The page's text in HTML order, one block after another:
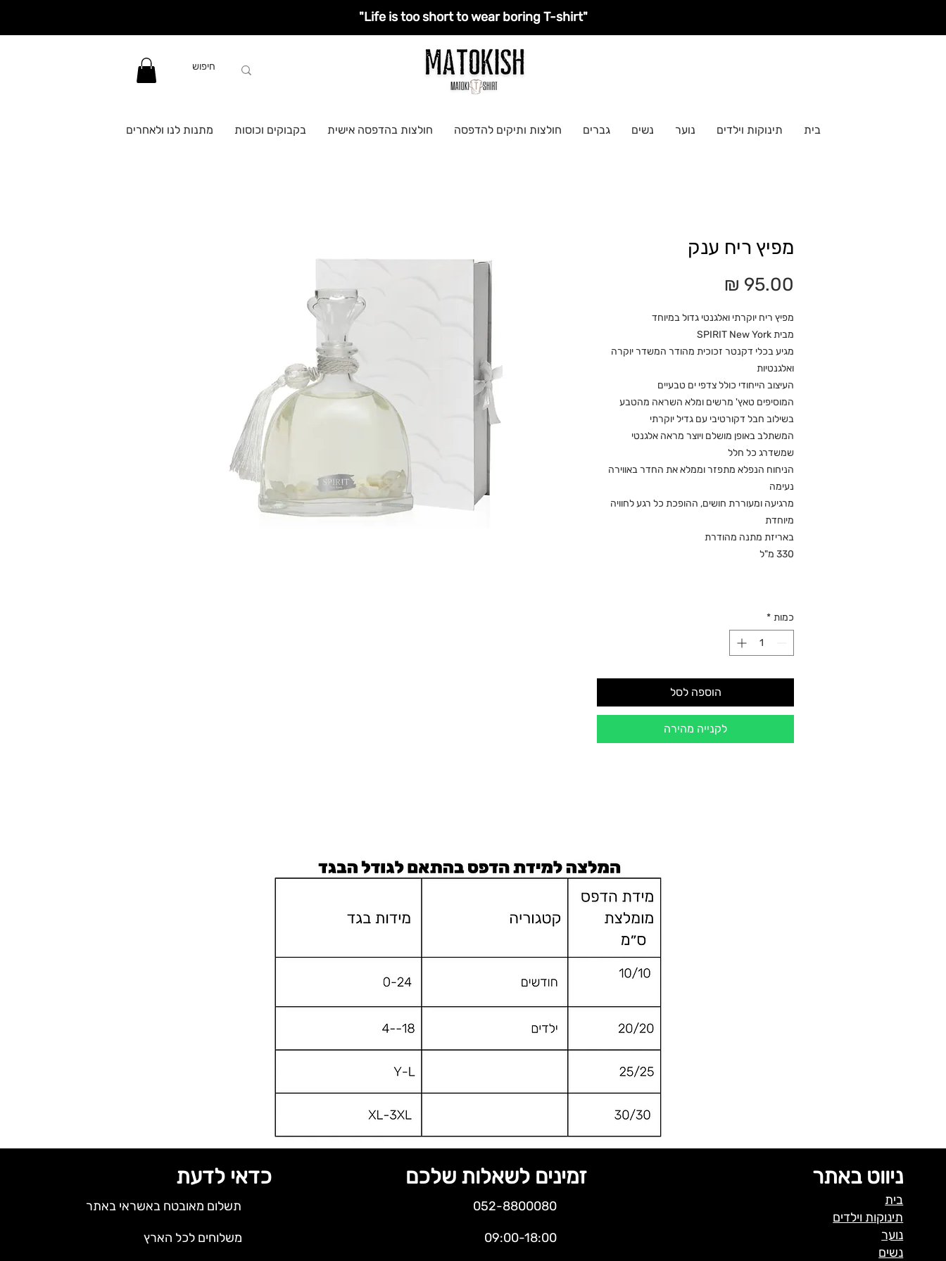
"Life is too short to wear boring T-shirt"
בית תינוקות וילדים נוער נשים גברים חולצות ותיקים להדפסה חולצות בהדפסה אישית בקבוקים וכוסות מתנות לנו ולאחרים
מפיץ ריח ענק
מפיץ ריח יוקרתי ואלגנטי גדול במיוחד
מבית SPIRIT New York
מגיע בכלי דקנטר זכוכית מהודר המשדר יוקרה
ואלגנטיות
העיצוב הייחודי כולל צדפי ים טבעיים
המוסיפים טאץ' מרשים ומלא השראה מהטבע
בשילוב חבל דקורטיבי עם גדיל יוקרתי
המשתלב באופן מושלם ויוצר מראה אלגנטי
שמשדרג כל חלל
הניחוח הנפלא מתפזר וממלא את החדר באווירה
נעימה
מרגיעה ומעוררת חושים, ההופכת כל רגע לחוויה
מיוחדת
באריזת מתנה מהודרת
330 מ"ל
כמות *
הוספה לסל
לקנייה מהירה
כדאי לדעת
תשלום מאובטח באשראי באתר
משלוחים לכל הארץ
זמינים לשאלות שלכם
052-8800080
09:00-18:00
ניווט באתר
בית
תינוקות וילדים
נוער
נשים